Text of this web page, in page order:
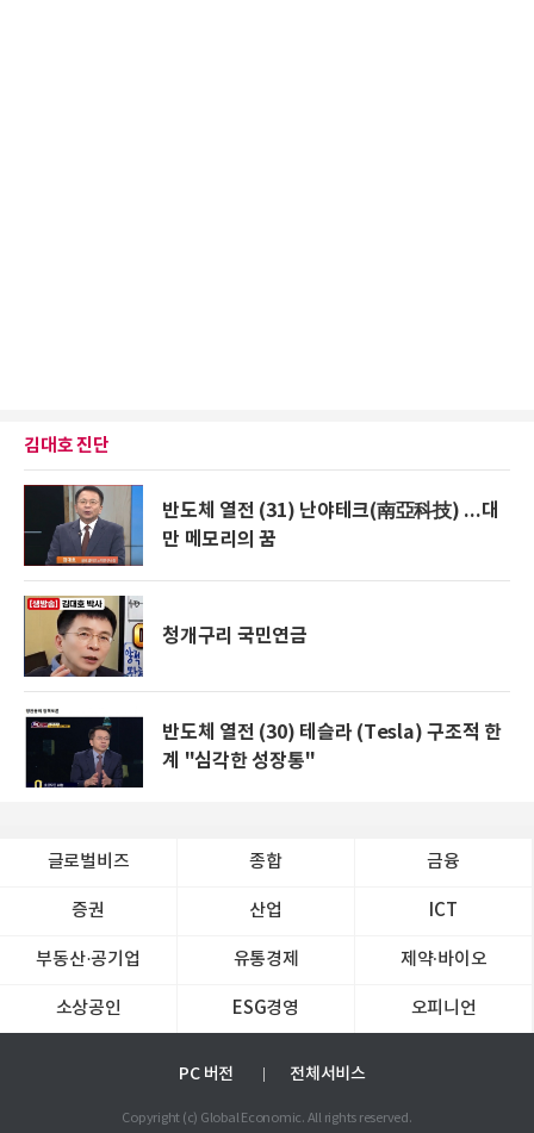
김대호 진단
반도체 열전 (31) 난야테크(南亞科技) ...대
만 메모리의 꿈
청개구리 국민연금
반도체 열전 (30) 테슬라 (Tesla) 구조적 한
계 "심각한 성장통"
글로벌비즈 종합 금융
증권 산업 ICT
부동산·공기업 유통경제 제약∙바이오
소상공인 ESG경영 오피니언
PC 버전 전체서비스
Copyright (c) Global Economic. All rights reserved.